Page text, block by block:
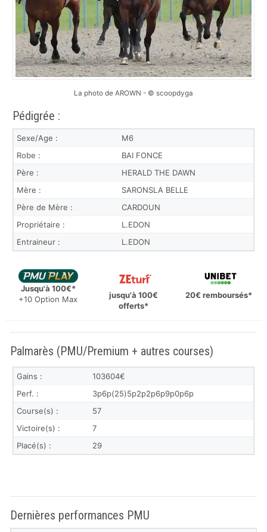
La photo de AROWN - © scoopdyga
Pédigrée :
Sexe/Age :
M6
Robe :
BAI FONCE
Père :
HERALD THE DAWN
Mère :
SARONSLA BELLE
Père de Mère :
CARDOUN
Propriétaire :
L.EDON
Entraineur :
L.EDON
Jusqu'à 100€*
+10 Option Max
jusqu'à 100€
offerts*
20€ remboursés*
Palmarès (PMU/Premium + autres courses)
Gains :
103604€
Perf. :
3p6p(25)5p2p2p6p9p0p6p
Course(s) :
57
Victoire(s) :
7
Placé(s) :
29
Dernières performances PMU